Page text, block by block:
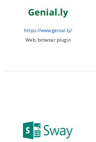
Genial.ly
https://www.genial.ly/
Web, browser plugin